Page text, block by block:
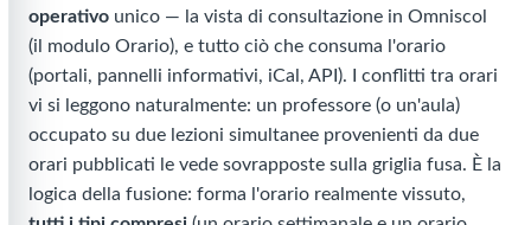
operativo unico — la vista di consultazione in Omniscol
(il modulo Orario), e tutto ciò che consuma l'orario
(portali, pannelli informativi, iCal, API). I conflitti tra orari
vi si leggono naturalmente: un professore (o un'aula)
occupato su due lezioni simultanee provenienti da due
orari pubblicati le vede sovrapposte sulla griglia fusa. È la
logica della fusione: forma l'orario realmente vissuto,